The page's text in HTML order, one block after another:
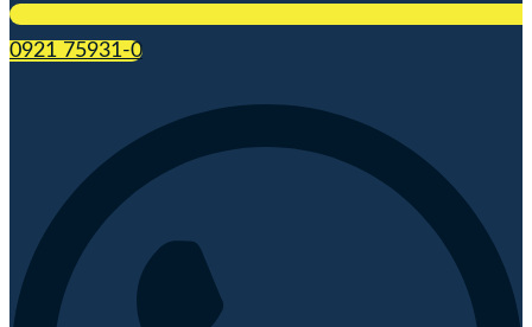
0921 75931-0